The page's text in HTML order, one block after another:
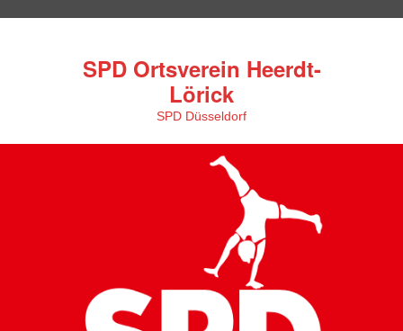
SPD Ortsverein Heerdt-
Lörick
SPD Düsseldorf